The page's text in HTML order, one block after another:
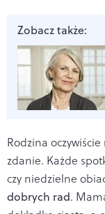
Zobacz także:
Rodzina
zdanie. Każde
czy niedzielne
dobrych rad.